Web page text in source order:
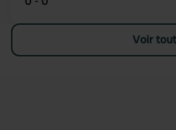
Voir tout